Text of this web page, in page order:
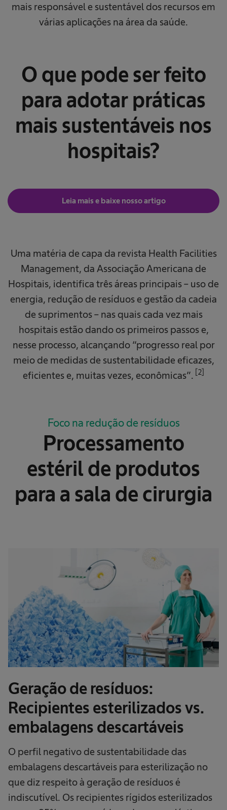
mais responsável e sustentável dos recursos em
várias aplicações na área da saúde.
O que pode ser feito
para adotar práticas
mais sustentáveis nos
hospitais?
Leia mais e baixe nosso artigo
Uma matéria de capa da revista Health Facilities
Management, da Associação Americana de
Hospitais, identifica três áreas principais – uso de
energia, redução de resíduos e gestão da cadeia
de suprimentos – nas quais cada vez mais
hospitais estão dando os primeiros passos e,
nesse processo, alcançando “progresso real por
meio de medidas de sustentabilidade eficazes,
eficientes e, muitas vezes, econômicas”. [2]
Foco na redução de resíduos
Processamento
estéril de produtos
para a sala de cirurgia
Geração de resíduos:
Recipientes esterilizados vs.
embalagens descartáveis
O perfil negativo de sustentabilidade das
embalagens descartáveis para esterilização no
que diz respeito à geração de resíduos é
indiscutível. Os recipientes rígidos esterilizados